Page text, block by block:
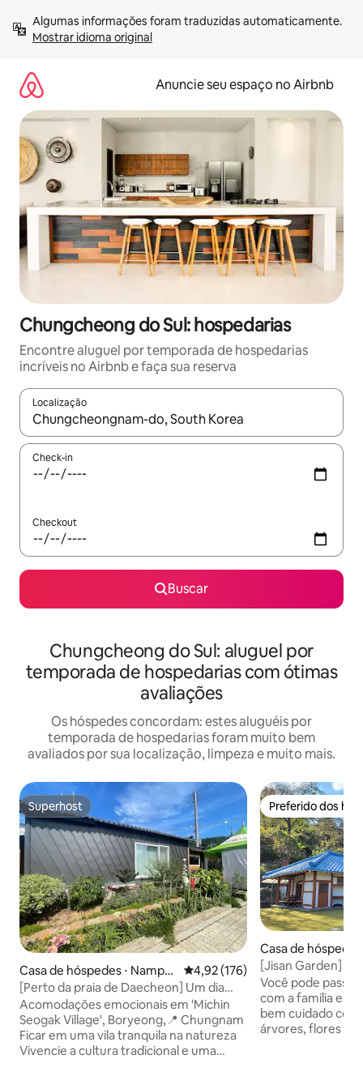
para
Mostrar idioma original
Anuncie seu espaço no Airbnb
Chungcheong do Sul: hospedarias
Encontre aluguel por temporada de hospedarias
incríveis no Airbnb e faça sua reserva
Localização
Quando os resultados estiverem disponíveis, explore-os
Check-in
Checkout
Buscar
Chungcheong do Sul: aluguel por
temporada de hospedarias com ótimas
avaliações
Os hóspedes concordam: estes aluguéis por
temporada de hospedarias foram muito bem
avaliados por sua localização, limpeza e muito mais.
Superhost
Superhost
Casa de hóspedes ⋅ Nampo-
myeon, Boryeong-si
4,92 de uma avaliação média de
4,92 (176)
[Perto da praia de Daecheon] Um dia
tranquilo com a sensação de uma aldeia
rural
Acomodações emocionais em 'Michin
Seogak Village', Boryeong,📍 Chungnam
Ficar em uma vila tranquila na natureza
Vivencie a cultura tradicional e uma
Preferido dos
Preferido dos
Casa de
myeon, Sosan
[Jisan Garden]
belo jardim
montanhas, ideal
tranquilas
Você pode
com a família e
bem cuidado
árvores, flores e